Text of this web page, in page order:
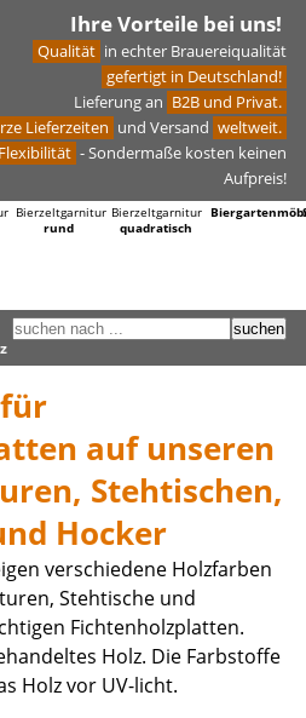
Ihre Vorteile bei uns!
Qualität in echter Brauereiqualität
gefertigt in Deutschland!
Lieferung an B2B und Privat.
Lieferzeiten und Versand weltweit.
Flexibilität - Sondermaße kosten keinen
Aufpreis!
Bierzeltgarnitur
rund
Bierzeltgarnitur
quadratisch
auf unseren
Stehtischen,
Hocker
verschiedene Holzfarben
Stehtische und
Fichtenholzplatten.
Holz. Die Farbstoffe
Holz vor UV-licht.